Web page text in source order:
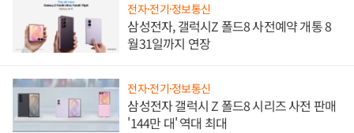
전자·전기·정보통신
삼성전자, 갤럭시Z 폴드8 사전예약 개통 8
월31일까지 연장
전자·전기·정보통신
삼성전자 갤럭시 Z 폴드8 시리즈 사전 판매
'144만 대' 역대 최대